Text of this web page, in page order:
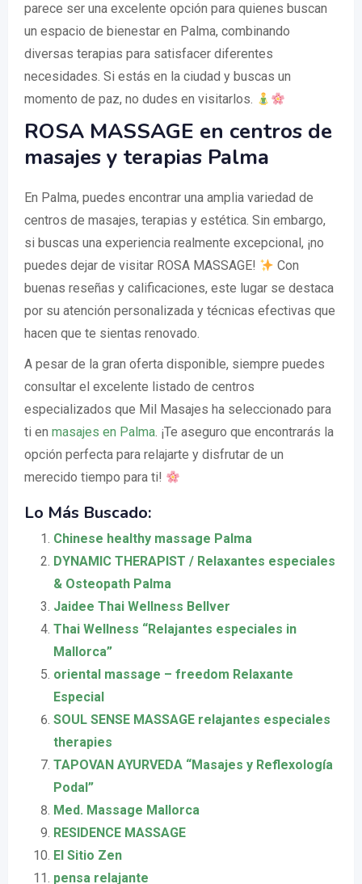
parece ser una excelente opción para quienes buscan
un espacio de bienestar en Palma, combinando
diversas terapias para satisfacer diferentes
necesidades. Si estás en la ciudad y buscas un
momento de paz, no dudes en visitarlos.
ROSA MASSAGE en centros de
masajes y terapias Palma
En Palma, puedes encontrar una amplia variedad de
centros de masajes, terapias y estética. Sin embargo,
si buscas una experiencia realmente excepcional, ¡no
puedes dejar de visitar ROSA MASSAGE!
Con
buenas reseñas y calificaciones, este lugar se destaca
por su atención personalizada y técnicas efectivas que
hacen que te sientas renovado.
A pesar de la gran oferta disponible, siempre puedes
consultar el excelente listado de centros
especializados que Mil Masajes ha seleccionado para
ti en masajes en Palma. ¡Te aseguro que encontrarás la
opción perfecta para relajarte y disfrutar de un
merecido tiempo para ti!
Lo Más Buscado:
Chinese healthy massage Palma
DYNAMIC THERAPIST / Relaxantes especiales
& Osteopath Palma
Jaidee Thai Wellness Bellver
Thai Wellness “Relajantes especiales in
Mallorca”
oriental massage – freedom Relaxante
Especial
SOUL SENSE MASSAGE relajantes especiales
therapies
TAPOVAN AYURVEDA “Masajes y Reflexología
Podal”
Med. Massage Mallorca
RESIDENCE MASSAGE
El Sitio Zen
pensa relajante